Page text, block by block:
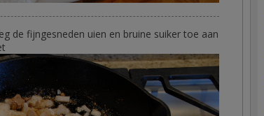
de fijngesneden uien en bruine suiker toe aan